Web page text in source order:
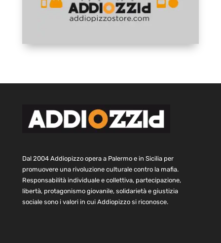
Dal 2004 Addiopizzo opera a Palermo e in Sicilia per
promuovere una rivoluzione culturale contro la mafia.
Responsabilità individuale e collettiva, partecipazione,
libertà, protagonismo giovanile, solidarietà e giustizia
sociale sono i valori in cui Addiopizzo si riconosce.